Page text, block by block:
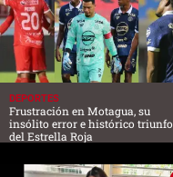
DEPORTES
Frustración en Motagua, su
insólito error e histórico triunfo
del Estrella Roja